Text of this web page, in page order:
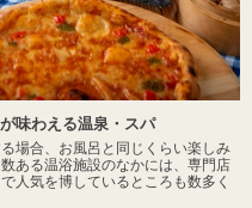
味わえる温泉・スパ
場合、お風呂と同じくらい楽しみ
ある温浴施設のなかには、専門店
人気を博しているところも数多く